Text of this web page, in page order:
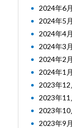
2024年6月
2024年5月
2024年4月
2024年3月
2024年2月
2024年1月
2023年12
2023年11
2023年10
2023年9月